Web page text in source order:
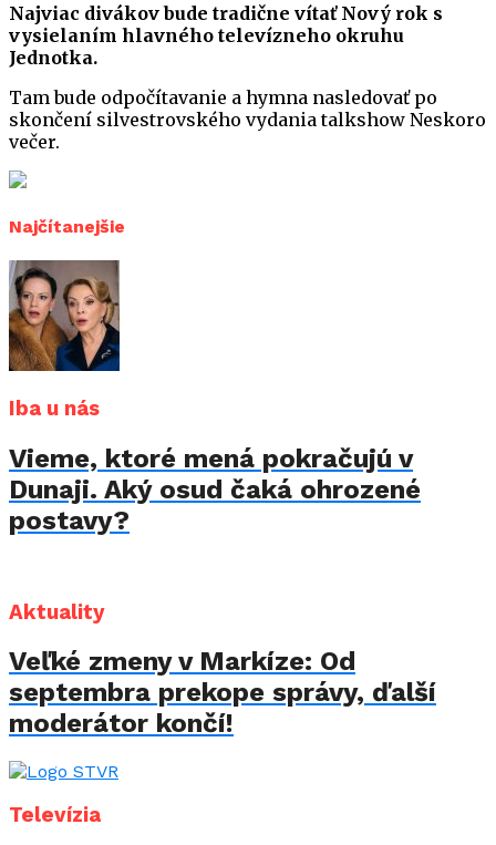
Najviac divákov bude tradične vítať Nový rok s
vysielaním hlavného televízneho okruhu
Jednotka.
Tam bude odpočítavanie a hymna nasledovať po
skončení silvestrovského vydania talkshow Neskoro
večer.
Najčítanejšie
Iba u nás
Vieme, ktoré mená pokračujú v
Dunaji. Aký osud čaká ohrozené
postavy?
Aktuality
Veľké zmeny v Markíze: Od
septembra prekope správy, ďalší
moderátor končí!
Televízia